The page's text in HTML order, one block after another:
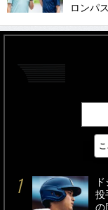
ロンパス
投
の